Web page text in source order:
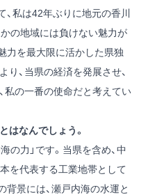
私は42年ぶりに地元の香川
かの地域には負けない魅力が
力を最大限に活かした県独
、当県の経済を発展させ、
私の一番の使命だと考えてい
なんでしょう。
の力」です。当県を含め、中
を代表する工業地帯として
景には、瀬戸内海の水運と